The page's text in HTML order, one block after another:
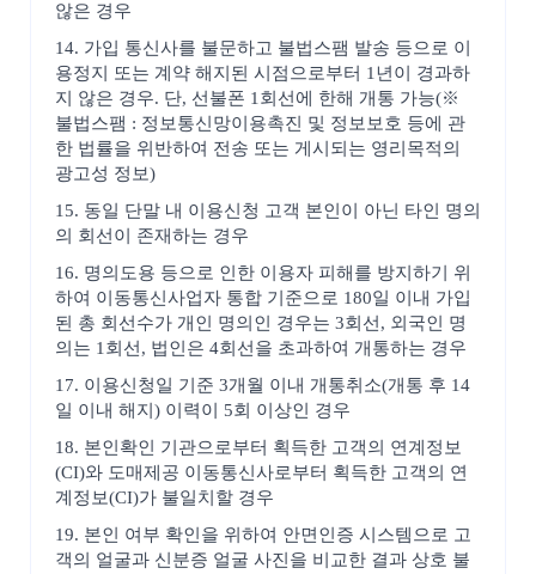
않은 경우
14. 가입 통신사를 불문하고 불법스팸 발송 등으로 이
용정지 또는 계약 해지된 시점으로부터 1년이 경과하
지 않은 경우. 단, 선불폰 1회선에 한해 개통 가능(※
불법스팸 : 정보통신망이용촉진 및 정보보호 등에 관
한 법률을 위반하여 전송 또는 게시되는 영리목적의
광고성 정보)
15. 동일 단말 내 이용신청 고객 본인이 아닌 타인 명의
의 회선이 존재하는 경우
16. 명의도용 등으로 인한 이용자 피해를 방지하기 위
하여 이동통신사업자 통합 기준으로 180일 이내 가입
된 총 회선수가 개인 명의인 경우는 3회선, 외국인 명
의는 1회선, 법인은 4회선을 초과하여 개통하는 경우
17. 이용신청일 기준 3개월 이내 개통취소(개통 후 14
일 이내 해지) 이력이 5회 이상인 경우
18. 본인확인 기관으로부터 획득한 고객의 연계정보
(CI)와 도매제공 이동통신사로부터 획득한 고객의 연
계정보(CI)가 불일치할 경우
19. 본인 여부 확인을 위하여 안면인증 시스템으로 고
객의 얼굴과 신분증 얼굴 사진을 비교한 결과 상호 불